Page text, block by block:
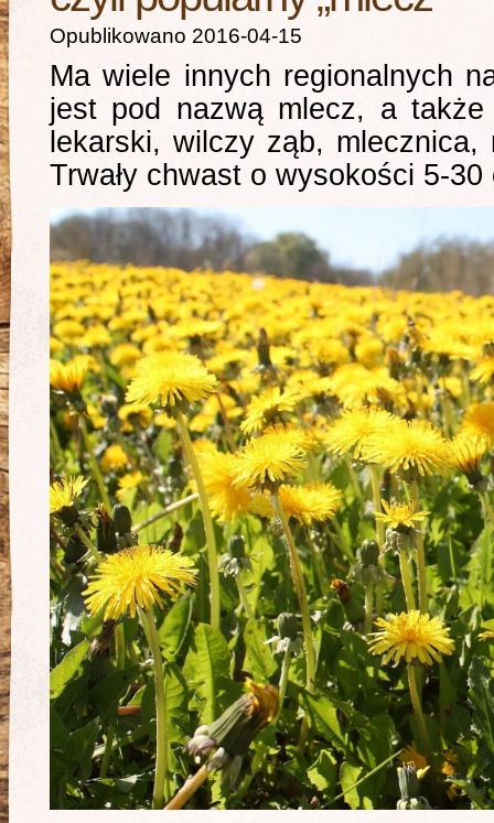
Opublikowano 2016-04-15
Ma wiele innych regionalnych
jest pod nazwą mlecz, a także
lekarski, wilczy ząb,
Trwały chwast o wysokości 5-